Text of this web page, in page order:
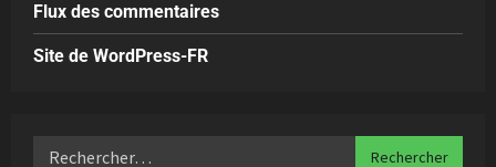
Flux des commentaires
Site de WordPress-FR